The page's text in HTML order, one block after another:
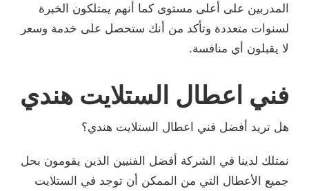
المدربين على أعلى مستوى كما أنهم يمتلكون الخبرة
لسنوات متعددة وتأكد من أنك ستحصل على خدمة وسعر
لا يقبلون أي منافسة.
فني اعطال الستلايت هندي
هل تريد أفضل فني اعطال الستلايت هندي؟
نمتلك لدينا في الشركة أفضل الفنيين الذين يقومون بحل
جميع الأعطال التي من الممكن أن توجد في الستلايت